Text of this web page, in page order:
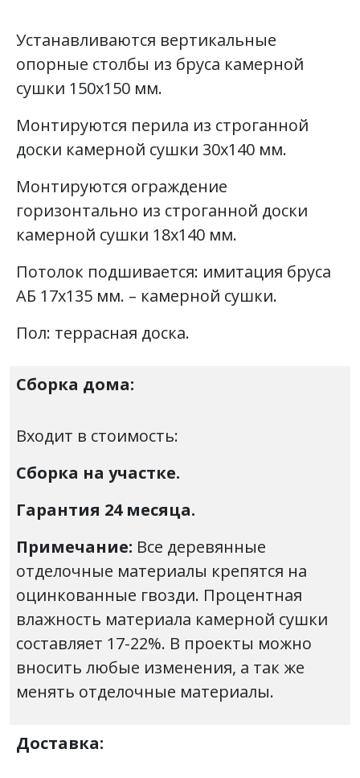
Устанавливаются вертикальные
опорные столбы из бруса камерной
сушки 150х150 мм.
Монтируются перила из строганной
доски камерной сушки 30х140 мм.
Монтируются ограждение
горизонтально из строганной доски
камерной сушки 18х140 мм.
Потолок подшивается: имитация бруса
АБ 17х135 мм. – камерной сушки.
Пол: террасная доска.
Сборка дома:
Входит в стоимость:
Сборка на участке.
Гарантия 24 месяца.
Примечание: Все деревянные
отделочные материалы крепятся на
оцинкованные гвозди. Процентная
влажность материала камерной сушки
составляет 17-22%. В проекты можно
вносить любые изменения, а так же
менять отделочные материалы.
Доставка: